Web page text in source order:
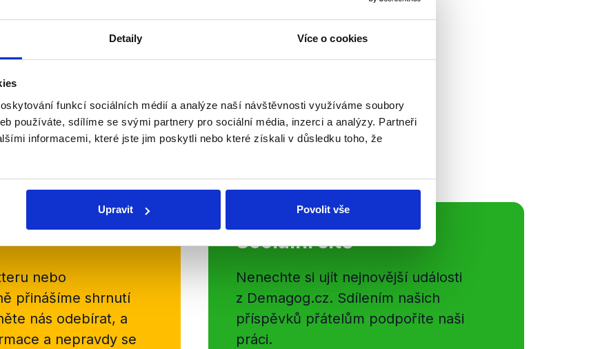
Detaily Více o cookies
funkcí sociálních médií a analýze naší návštěvnosti využíváme soubory
používáte, sdílíme se svými partnery pro sociální média, inzerci a analýzy. Partneři
informacemi, které jste jim poskytli nebo které získali v důsledku toho, že
Upravit Povolit vše
Volby 2017: Lídr ANO v ČRo
10. září 2017
rozhlasem analýzu dalšího rozhovoru. Andrej Babiš z
hnutí ANO probral v rozhovoru velké...
nebo
přinášíme shrnutí
nás odebírat, a
a nepravdy se
Sociální sítě
Nenechte si ujít nejnovější události
z Demagog.cz. Sdílením našich
příspěvků přátelům podpoříte naši
práci.